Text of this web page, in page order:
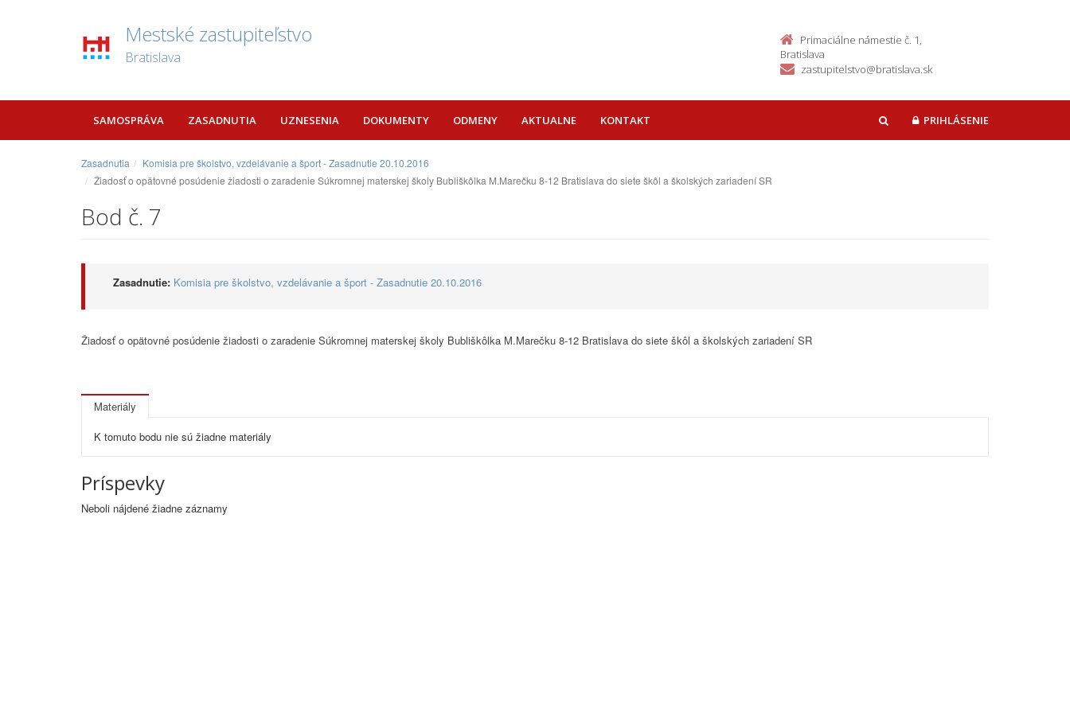
Mestské zastupiteľstvo
Bratislava
Primaciálne námestie č. 1,
Bratislava
zastupitelstvo@bratislava.sk
SAMOSPRÁVA ZASADNUTIA UZNESENIA DOKUMENTY ODMENY AKTUALNE KONTAKT HĽADAŤPRIHLÁSENIE
Zasadnutia
Komisia pre školstvo, vzdelávanie a šport - Zasadnutie 20.10.2016
Žiadosť o opätovné posúdenie žiadosti o zaradenie Súkromnej materskej školy Bubliškôlka M.Marečku 8-12 Bratislava do siete škôl a školských zariadení SR
Bod č. 7
Zasadnutie: Komisia pre školstvo, vzdelávanie a šport - Zasadnutie 20.10.2016
Žiadosť o opätovné posúdenie žiadosti o zaradenie Súkromnej materskej školy Bubliškôlka M.Marečku 8-12 Bratislava do siete škôl a školských zariadení SR
Materiály
K tomuto bodu nie sú žiadne materiály
Príspevky
Neboli nájdené žiadne záznamy